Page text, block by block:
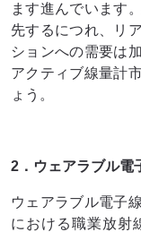
ます進んでいます
先するにつれ、リ
ションへの需要は
アクティブ線量計
ょう。
2．ウェアラブル電
ウェアラブル電子
における職業放射